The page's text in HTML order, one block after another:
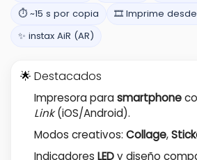
⏱️ ~15 s por copia
🎞️ Imprime
✨ instax AiR (AR)
🌟 Destacados
Impresora parasmartphone
Link(iOS/Android).
Modos creativos: Collage,
Indicadores LEDy diseño